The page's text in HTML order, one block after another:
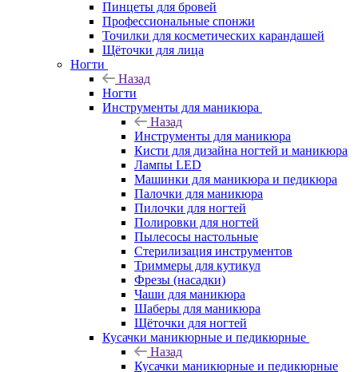
Пинцеты для бровей
Профессиональные спонжи
Точилки для косметических карандашей
Щёточки для лица
Ногти
Назад
Ногти
Инструменты для маникюра
Назад
Инструменты для маникюра
Кисти для дизайна ногтей и маникюра
Лампы LED
Машинки для маникюра и педикюра
Палочки для маникюра
Пилочки для ногтей
Полировки для ногтей
Пылесосы настольные
Стерилизация инструментов
Триммеры для кутикул
Фрезы (насадки)
Чаши для маникюра
Шаберы для маникюра
Щёточки для ногтей
Кусачки маникюрные и педикюрные
Назад
Кусачки маникюрные и педикюрные